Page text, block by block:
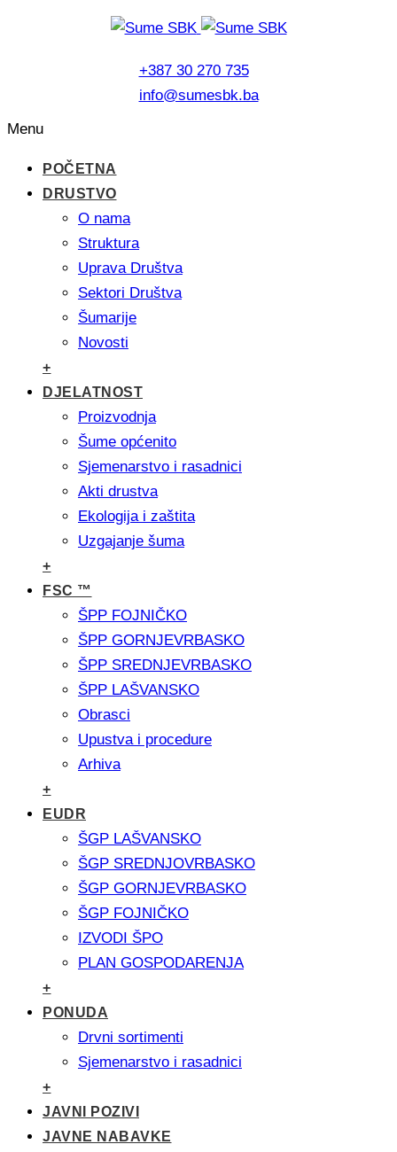
+387 30 270 735
info@sumesbk.ba
Menu
POČETNA
DRUSTVO
O nama
Struktura
Uprava Društva
Sektori Društva
Šumarije
Novosti
+
DJELATNOST
Proizvodnja
Šume općenito
Sjemenarstvo i rasadnici
Akti drustva
Ekologija i zaštita
Uzgajanje šuma
+
FSC ™
ŠPP FOJNIČKO
ŠPP GORNJEVRBASKO
ŠPP SREDNJEVRBASKO
ŠPP LAŠVANSKO
Obrasci
Upustva i procedure
Arhiva
+
EUDR
ŠGP LAŠVANSKO
ŠGP SREDNJOVRBASKO
ŠGP GORNJEVRBASKO
ŠGP FOJNIČKO
IZVODI ŠPO
PLAN GOSPODARENJA
+
PONUDA
Drvni sortimenti
Sjemenarstvo i rasadnici
+
JAVNI POZIVI
JAVNE NABAVKE